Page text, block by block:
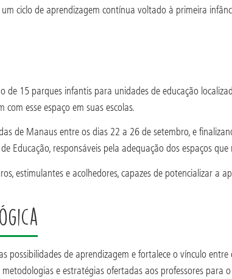
ciclo de aprendizagem contínua voltado à primeira
15 parques infantis para unidades de educação
esse espaço em suas escolas.
de Manaus entre os dias 22 a 26 de setembro, e
Educação, responsáveis pela adequação dos espaços
estimulantes e acolhedores, capazes de potencializar a
de aprendizagem e fortalece o vínculo
e estratégias ofertadas aos professores